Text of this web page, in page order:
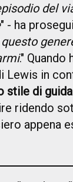
del
" - ha
." Quando
Lewis in
stile di
ridendo
appena